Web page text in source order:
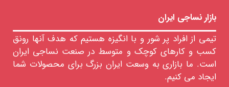
بازار نساجی ایران
تیمی از افراد پر شور و با انگیزه هستیم که هدف آنها رونق
کسب و کارهای کوچک و متوسط در صنعت نساجی ایران
است. ما بازاری به وسعت ایران بزرگ برای محصولات شما
ایجاد می کنیم.